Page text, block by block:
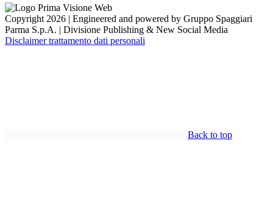
Copyright 2026 | Engineered and powered by Gruppo Spaggiari
Parma S.p.A. | Divisione Publishing & New Social Media
Disclaimer trattamento dati personali
Back to top